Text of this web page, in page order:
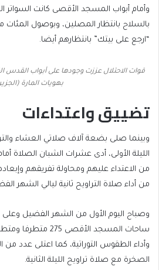
وأمام أبواب المسجد الأقصى كانت السواتر
بالسلاح بانتظار المصلين، وبوصول المئات
“ارجع على بيتك” بانتظارهم أيضا.
قوات الاحتلال عززت وجودها على أبواب القدس
بهويات المارة
تضييق واعتداءات
وبينما صلى بضعة آلاف صلاتي العشاء
الليلة الأولى، أدى عشرات الشبان الصلاة
من أداء صلاة التراويح ثانية ليالي الشهر
ساحات المسجد الأقصى
وأداء الطقوس التوراتية، كما اعتلى عدد
الصخرة مع صلاة تراويح الليلة الثانية.